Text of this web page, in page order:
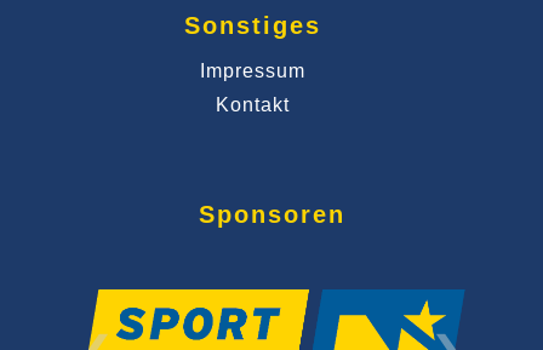
Sonstiges
Impressum
Kontakt
Sponsoren